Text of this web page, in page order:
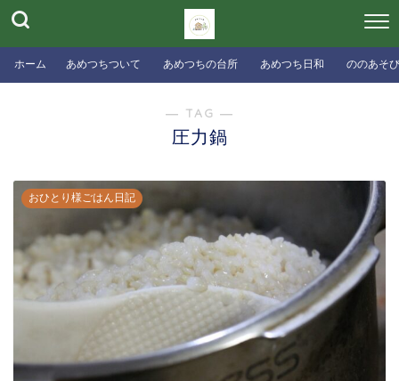
ホーム あめつちついて あめつちの台所 あめつち日和 ののあそ
― TAG ―
圧力鍋
おひとり様ごはん日記